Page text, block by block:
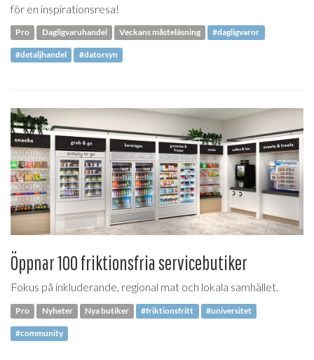
för en inspirationsresa!
Pro Dagligvaruhandel Veckans måsteläsning #dagligvaror
#detaljhandel #datorsyn
Öppnar 100 friktionsfria servicebutiker
Fokus på inkluderande, regional mat och lokala samhället.
Pro Nyheter Nya butiker #friktionsfritt #universitet
#community